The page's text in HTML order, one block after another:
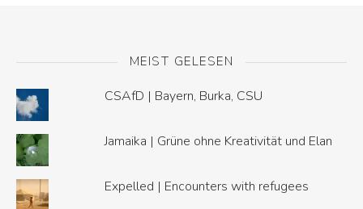
MEIST GELESEN
CSAfD | Bayern, Burka, CSU
Jamaika | Grüne ohne Kreativität und Elan
Expelled | Encounters with refugees